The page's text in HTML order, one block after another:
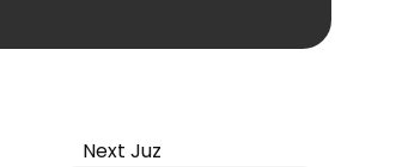
Next Juz